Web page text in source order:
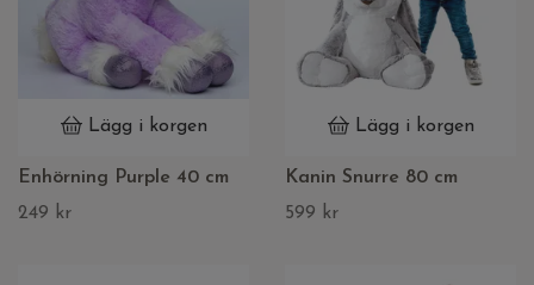
Lägg i korgen
Enhörning Purple 40 cm
249 kr
Lägg i korgen
Kanin Snurre 80 cm
599 kr